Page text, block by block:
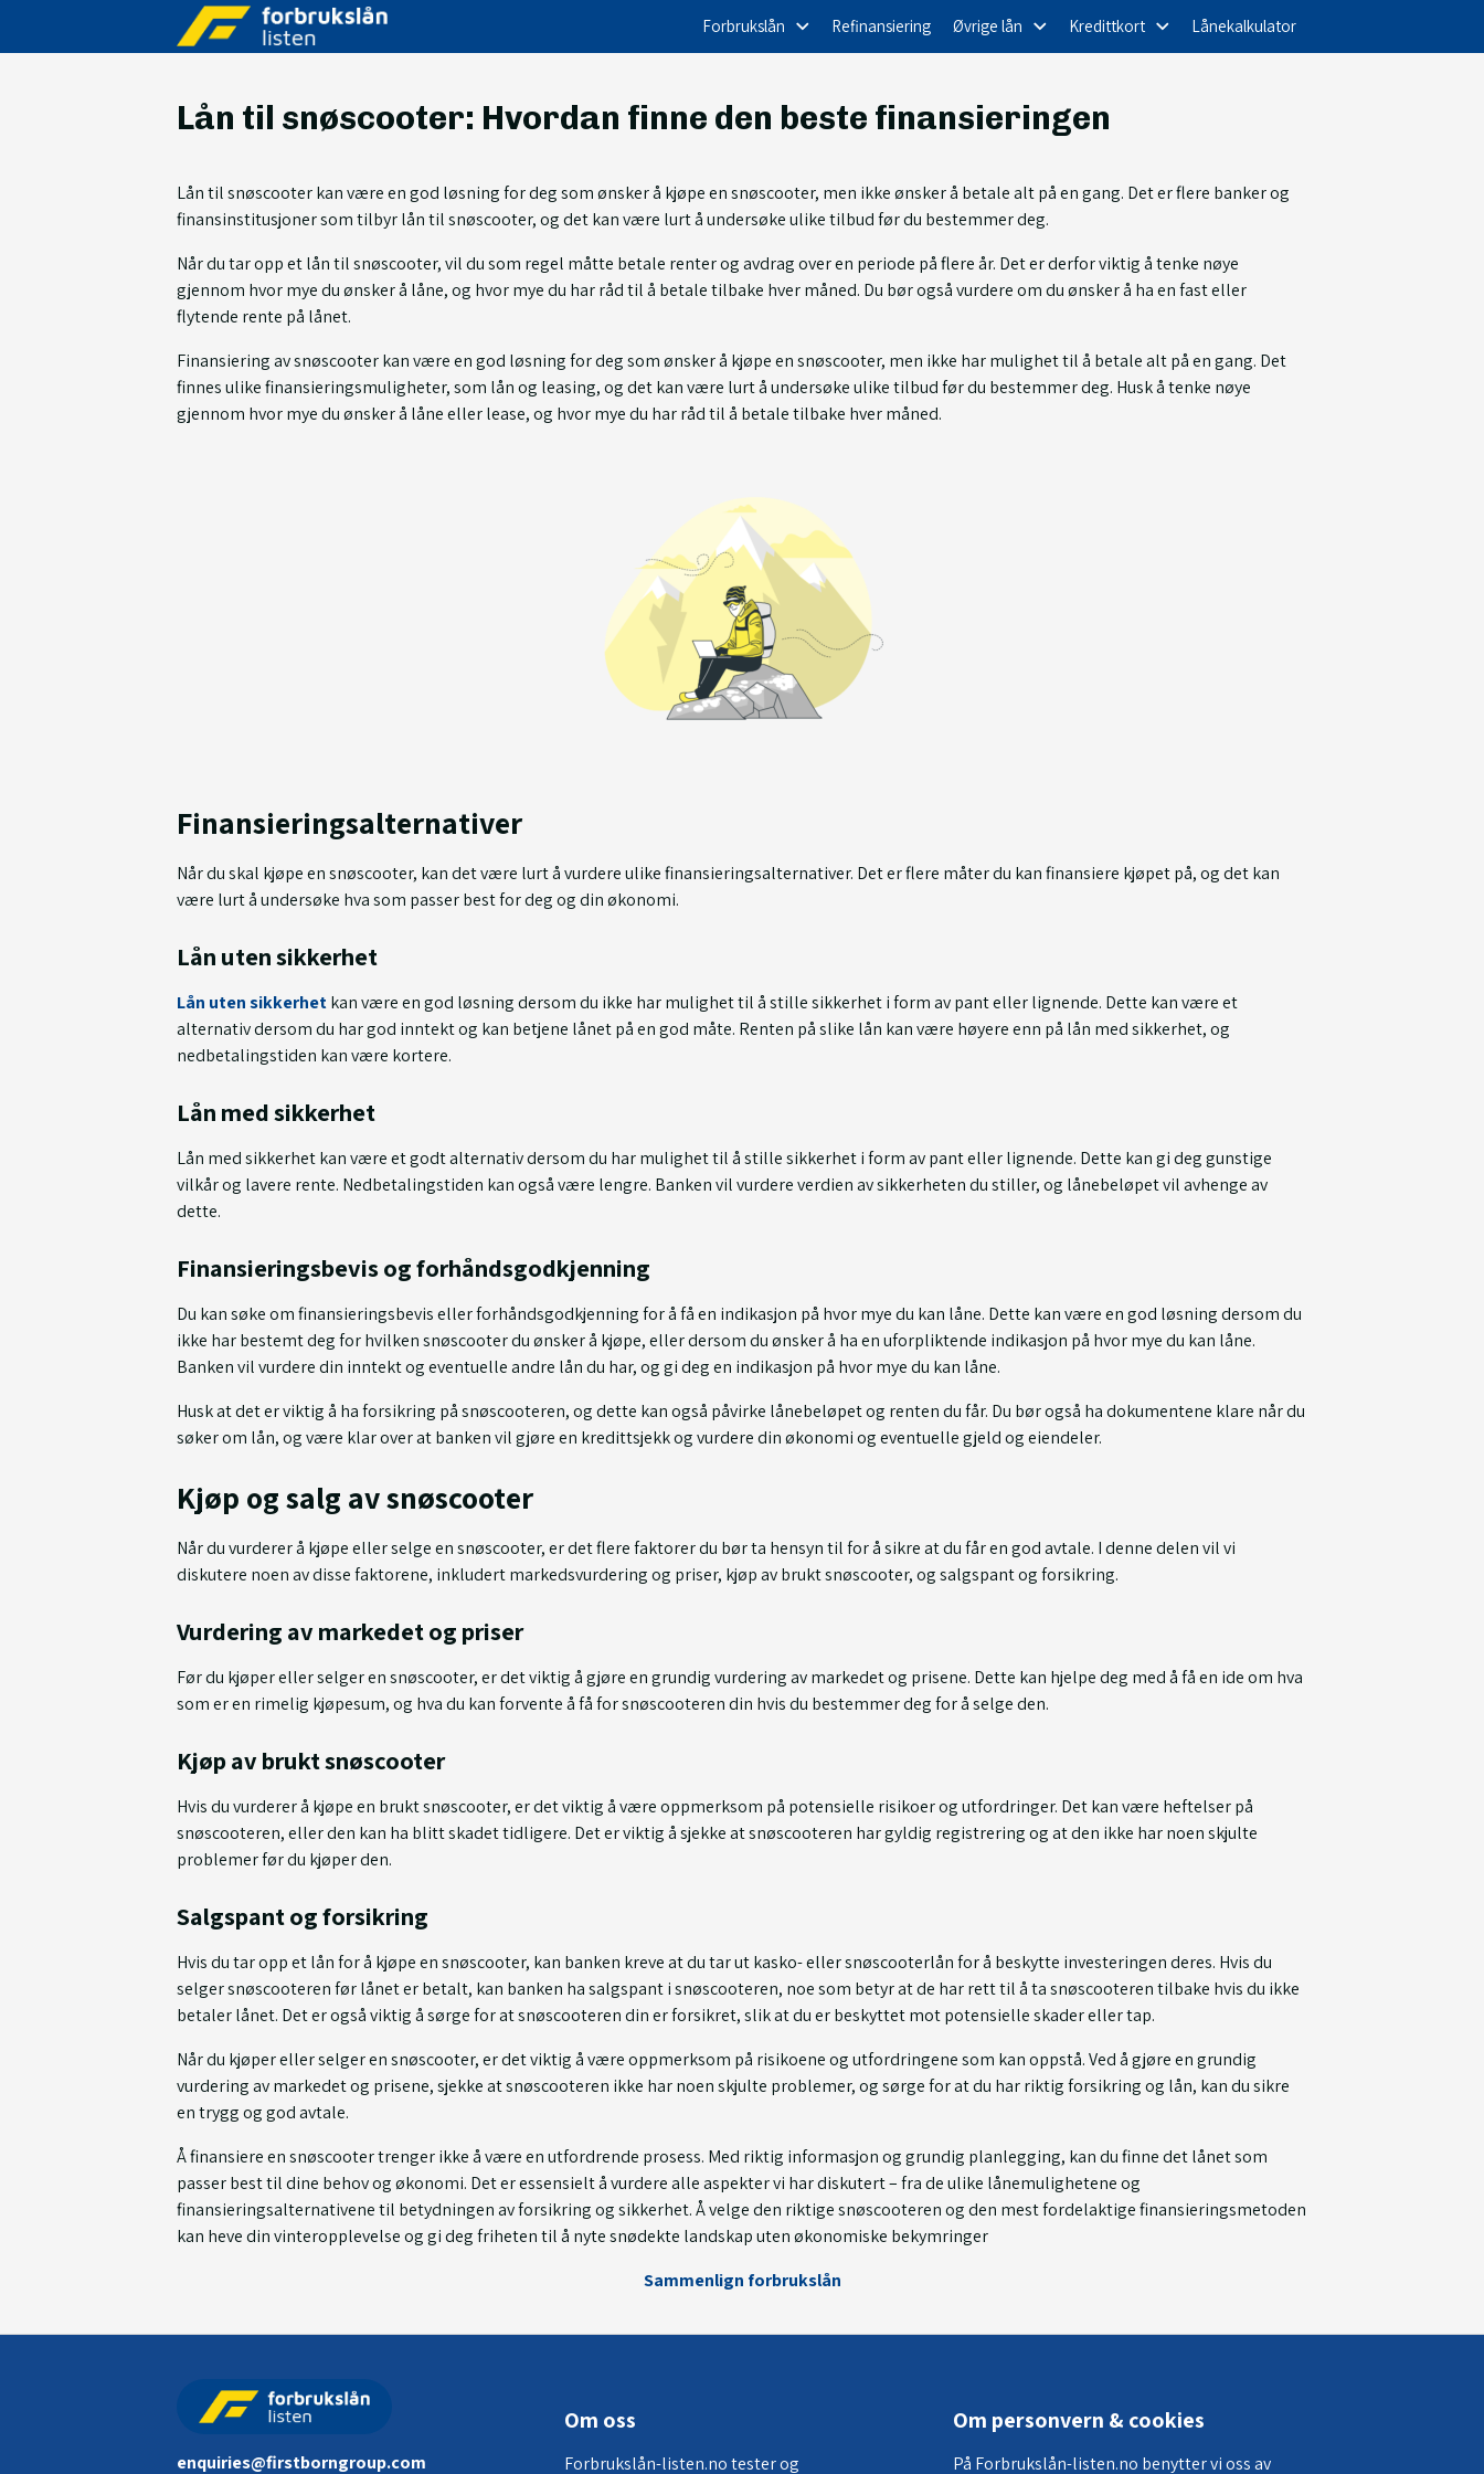
Forbrukslån Refinansiering Øvrige lån Kredittkort Lånekalkulator
Lån til snøscooter: Hvordan finne den beste finansieringen
Lån til snøscooter kan være en god løsning for deg som ønsker å kjøpe en snøscooter, men ikke ønsker å betale alt på en gang. Det er flere banker og
finansinstitusjoner som tilbyr lån til snøscooter, og det kan være lurt å undersøke ulike tilbud før du bestemmer deg.
Når du tar opp et lån til snøscooter, vil du som regel måtte betale renter og avdrag over en periode på flere år. Det er derfor viktig å tenke nøye
gjennom hvor mye du ønsker å låne, og hvor mye du har råd til å betale tilbake hver måned. Du bør også vurdere om du ønsker å ha en fast eller
flytende rente på lånet.
Finansiering av snøscooter kan være en god løsning for deg som ønsker å kjøpe en snøscooter, men ikke har mulighet til å betale alt på en gang. Det
finnes ulike finansieringsmuligheter, som lån og leasing, og det kan være lurt å undersøke ulike tilbud før du bestemmer deg. Husk å tenke nøye
gjennom hvor mye du ønsker å låne eller lease, og hvor mye du har råd til å betale tilbake hver måned.
Finansieringsalternativer
Når du skal kjøpe en snøscooter, kan det være lurt å vurdere ulike finansieringsalternativer. Det er flere måter du kan finansiere kjøpet på, og det kan
være lurt å undersøke hva som passer best for deg og din økonomi.
Lån uten sikkerhet
Lån uten sikkerhetkan være en god løsning dersom du ikke har mulighet til å stille sikkerhet i form av pant eller lignende. Dette kan være et
alternativ dersom du har god inntekt og kan betjene lånet på en god måte. Renten på slike lån kan være høyere enn på lån med sikkerhet, og
nedbetalingstiden kan være kortere.
Lån med sikkerhet
Lån med sikkerhet kan være et godt alternativ dersom du har mulighet til å stille sikkerhet i form av pant eller lignende. Dette kan gi deg gunstige
vilkår og lavere rente. Nedbetalingstiden kan også være lengre. Banken vil vurdere verdien av sikkerheten du stiller, og lånebeløpet vil avhenge av
dette.
Finansieringsbevis og forhåndsgodkjenning
Du kan søke om finansieringsbevis eller forhåndsgodkjenning for å få en indikasjon på hvor mye du kan låne. Dette kan være en god løsning dersom du
ikke har bestemt deg for hvilken snøscooter du ønsker å kjøpe, eller dersom du ønsker å ha en uforpliktende indikasjon på hvor mye du kan låne.
Banken vil vurdere din inntekt og eventuelle andre lån du har, og gi deg en indikasjon på hvor mye du kan låne.
Husk at det er viktig å ha forsikring på snøscooteren, og dette kan også påvirke lånebeløpet og renten du får. Du bør også ha dokumentene klare når du
søker om lån, og være klar over at banken vil gjøre en kredittsjekk og vurdere din økonomi og eventuelle gjeld og eiendeler.
Kjøp og salg av snøscooter
Når du vurderer å kjøpe eller selge en snøscooter, er det flere faktorer du bør ta hensyn til for å sikre at du får en god avtale. I denne delen vil vi
diskutere noen av disse faktorene, inkludert markedsvurdering og priser, kjøp av brukt snøscooter, og salgspant og forsikring.
Vurdering av markedet og priser
Før du kjøper eller selger en snøscooter, er det viktig å gjøre en grundig vurdering av markedet og prisene. Dette kan hjelpe deg med å få en ide om hva
som er en rimelig kjøpesum, og hva du kan forvente å få for snøscooteren din hvis du bestemmer deg for å selge den.
Kjøp av brukt snøscooter
Hvis du vurderer å kjøpe en brukt snøscooter, er det viktig å være oppmerksom på potensielle risikoer og utfordringer. Det kan være heftelser på
snøscooteren, eller den kan ha blitt skadet tidligere. Det er viktig å sjekke at snøscooteren har gyldig registrering og at den ikke har noen skjulte
problemer før du kjøper den.
Salgspant og forsikring
Hvis du tar opp et lån for å kjøpe en snøscooter, kan banken kreve at du tar ut kasko- eller snøscooterlån for å beskytte investeringen deres. Hvis du
selger snøscooteren før lånet er betalt, kan banken ha salgspant i snøscooteren, noe som betyr at de har rett til å ta snøscooteren tilbake hvis du ikke
betaler lånet. Det er også viktig å sørge for at snøscooteren din er forsikret, slik at du er beskyttet mot potensielle skader eller tap.
Når du kjøper eller selger en snøscooter, er det viktig å være oppmerksom på risikoene og utfordringene som kan oppstå. Ved å gjøre en grundig
vurdering av markedet og prisene, sjekke at snøscooteren ikke har noen skjulte problemer, og sørge for at du har riktig forsikring og lån, kan du sikre
en trygg og god avtale.
Å finansiere en snøscooter trenger ikke å være en utfordrende prosess. Med riktig informasjon og grundig planlegging, kan du finne det lånet som
passer best til dine behov og økonomi. Det er essensielt å vurdere alle aspekter vi har diskutert – fra de ulike lånemulighetene og
finansieringsalternativene til betydningen av forsikring og sikkerhet. Å velge den riktige snøscooteren og den mest fordelaktige finansieringsmetoden
kan heve din vinteropplevelse og gi deg friheten til å nyte snødekte landskap uten økonomiske bekymringer
Sammenlign forbrukslån
enquiries@firstborngroup.com
Om oss
Forbrukslån-listen.no tester og
Om personvern & cookies
På Forbrukslån-listen.no benytter vi oss av